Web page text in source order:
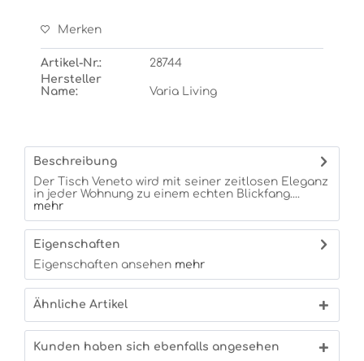
Merken
Artikel-Nr.:
28744
Hersteller
Name:
Varia Living
Beschreibung
Der Tisch Veneto wird mit seiner zeitlosen Eleganz
in jeder Wohnung zu einem echten Blickfang....
mehr
Eigenschaften
Eigenschaften ansehen mehr
Ähnliche Artikel
Kunden haben sich ebenfalls angesehen